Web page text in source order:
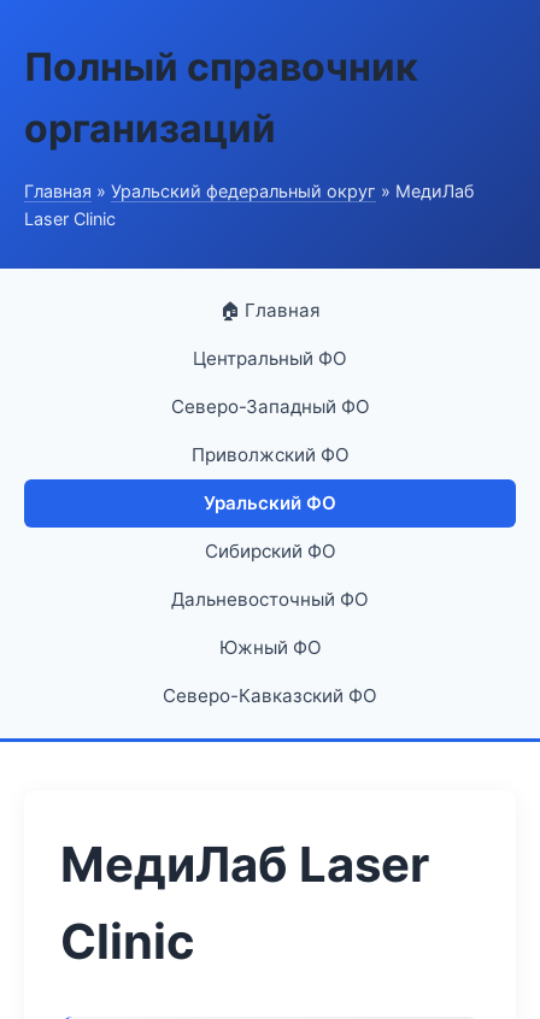
Полный справочник
организаций
Главная » Уральский федеральный округ » МедиЛаб
Laser Clinic
🏠 Главная
Центральный ФО
Северо-Западный ФО
Приволжский ФО
Уральский ФО
Сибирский ФО
Дальневосточный ФО
Южный ФО
Северо-Кавказский ФО
МедиЛаб Laser
Clinic